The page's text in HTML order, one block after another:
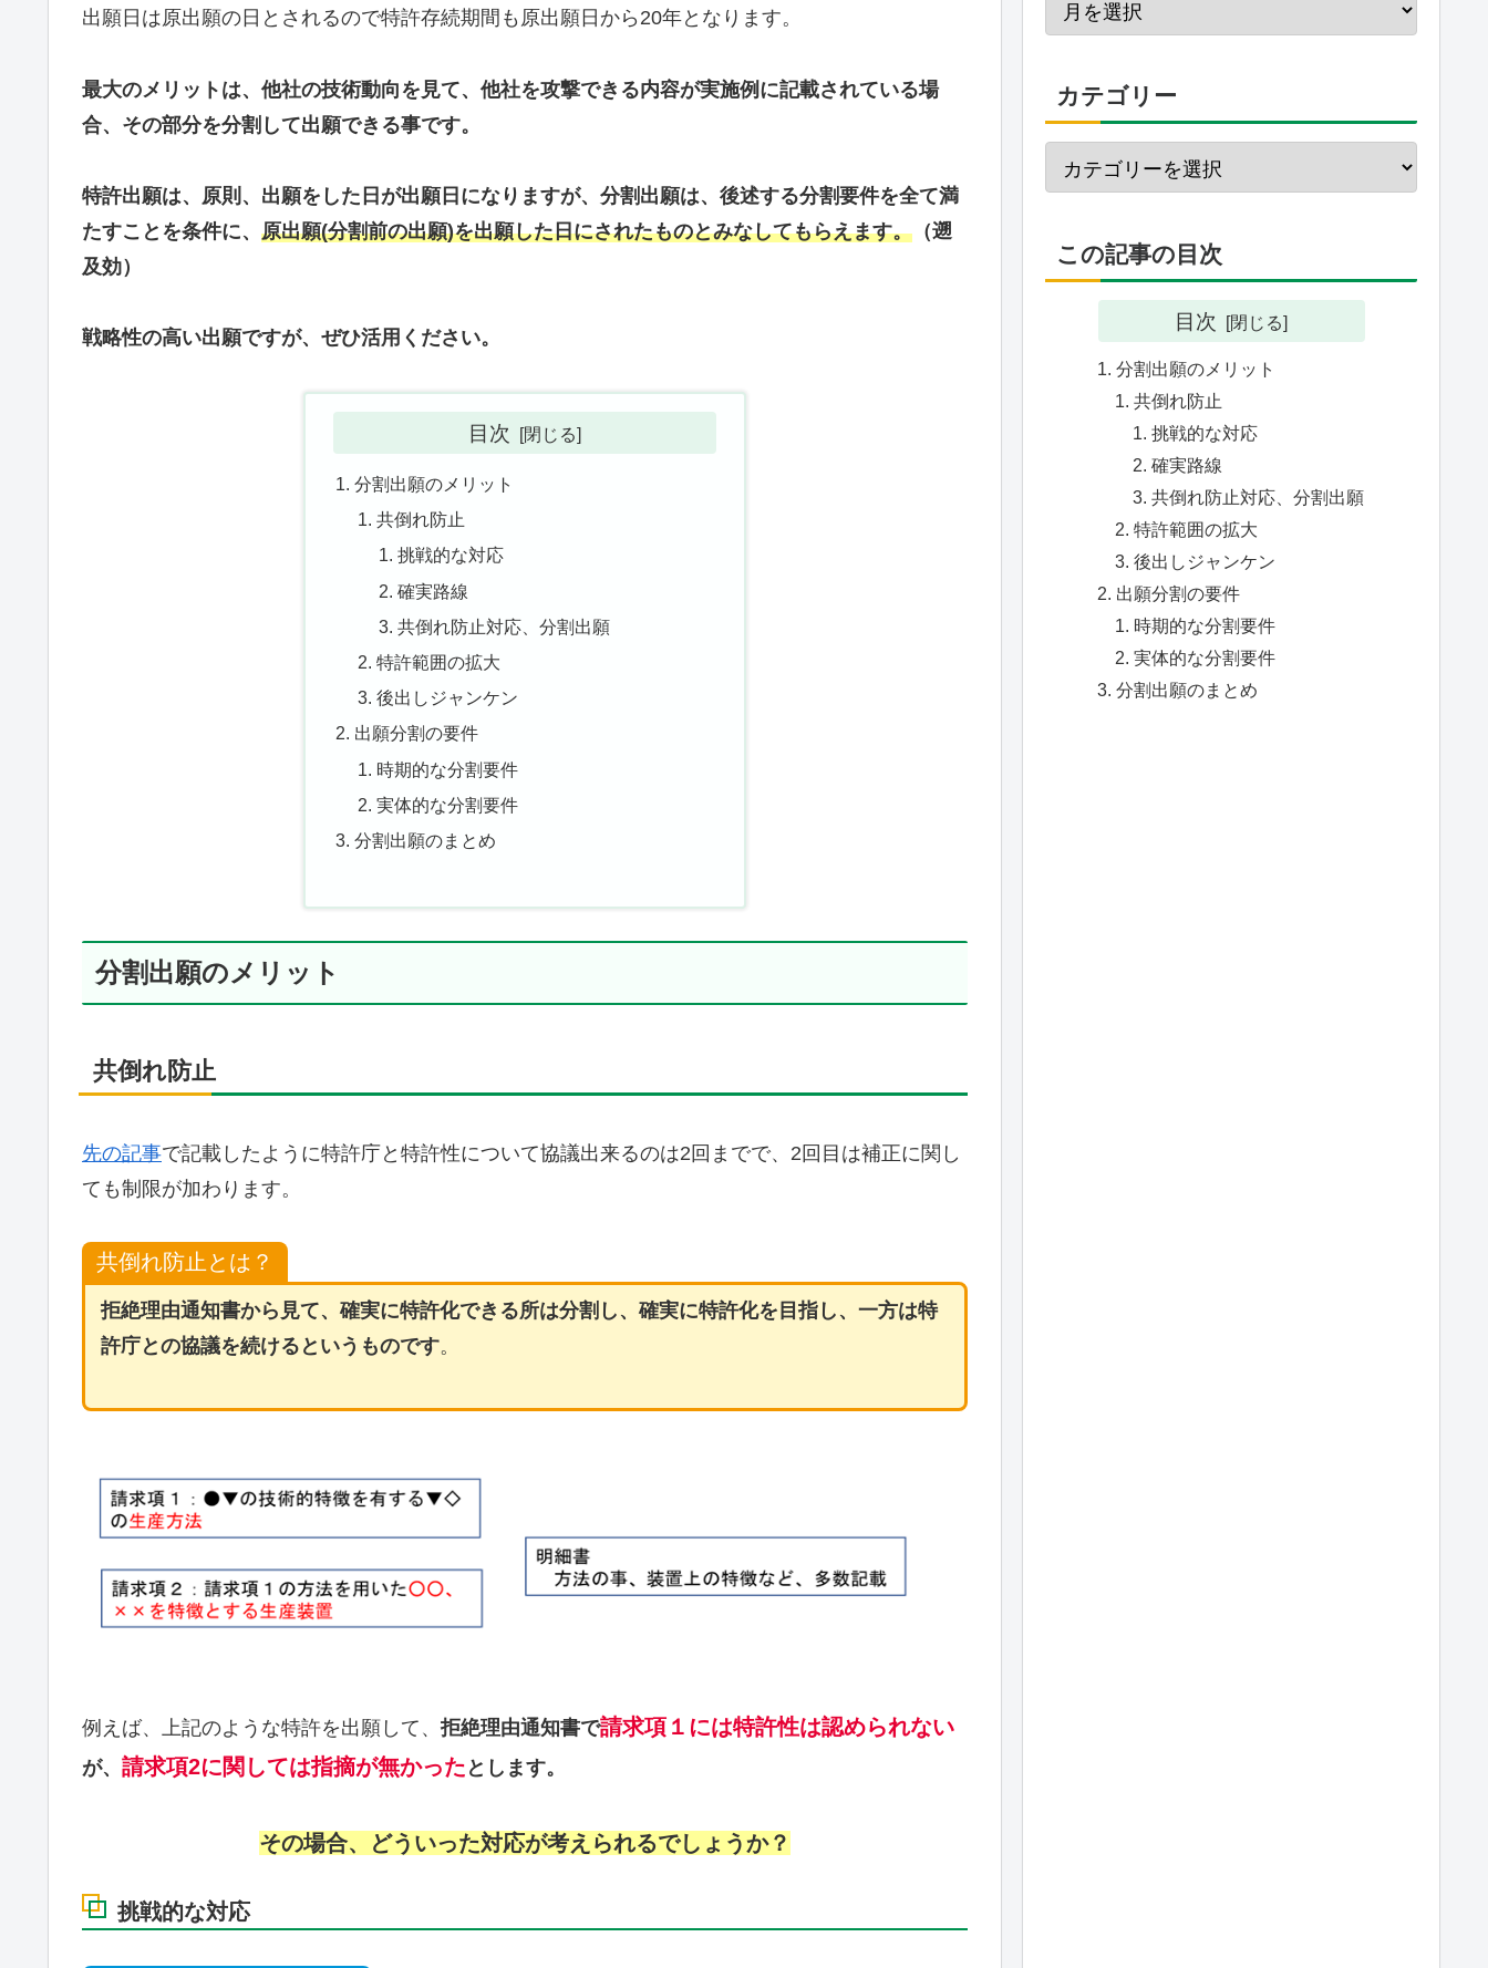
出願日は原出願の日とされるので特許存続期間も原出願日から20年となります。
最大のメリットは、他社の技術動向を見て、他社を攻撃できる内容が実施例に記載されている場
合、その部分を分割して出願できる事です。
特許出願は、原則、出願をした⽇が出願⽇になりますが、分割出願は、後述する分割要件を全て満
たすことを条件に、 原出願(分割前の出願)を出願した⽇にされたものとみなしてもらえます。 （遡
及効）
戦略性の高い出願ですが、ぜひ活用ください。
目次
分割出願のメリット
共倒れ防止
挑戦的な対応
確実路線
共倒れ防止対応、分割出願
特許範囲の拡大
後出しジャンケン
出願分割の要件
時期的な分割要件
実体的な分割要件
分割出願のまとめ
分割出願のメリット
共倒れ防止
先の記事で記載したように特許庁と特許性について協議出来るのは2回までで、2回目は補正に関し
ても制限が加わります。
共倒れ防止とは？
拒絶理由通知書から見て、確実に特許化できる所は分割し、確実に特許化を目指し、一方は特
許庁との協議を続けるというものです。
例えば、上記のような特許を出願して、 拒絶理由通知書で請求項１には特許性は認められない
が、 請求項2に関しては指摘が無かった とします。
その場合、どういった対応が考えられるでしょうか？
挑戦的な対応
カテゴリー
この記事の目次
目次
分割出願のメリット
共倒れ防止
挑戦的な対応
確実路線
共倒れ防止対応、分割出願
特許範囲の拡大
後出しジャンケン
出願分割の要件
時期的な分割要件
実体的な分割要件
分割出願のまとめ